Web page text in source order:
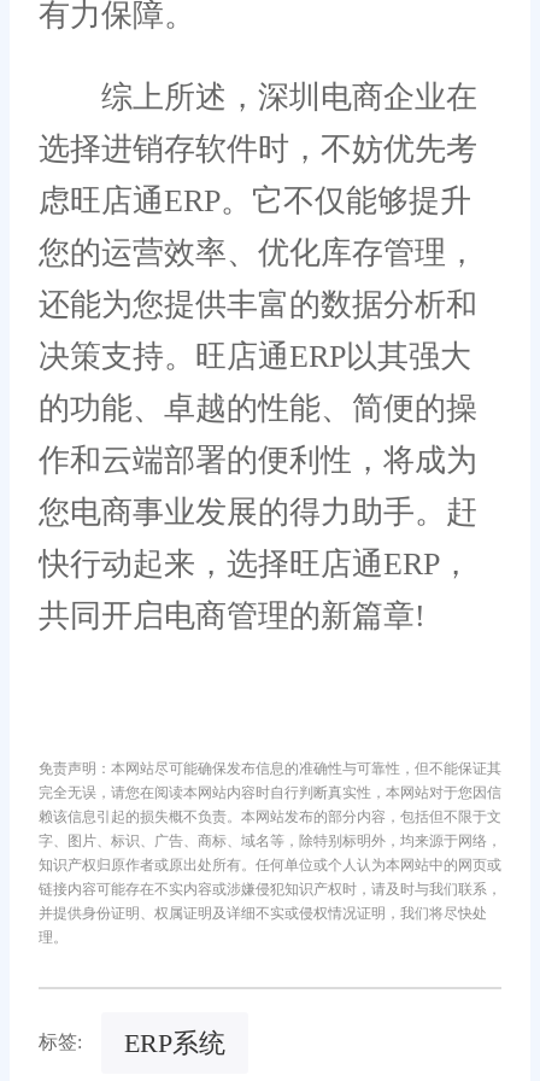
有力保障。
综上所述，深圳电商企业在
选择进销存软件时，不妨优先考
虑旺店通ERP。它不仅能够提升
您的运营效率、优化库存管理，
还能为您提供丰富的数据分析和
决策支持。旺店通ERP以其强大
的功能、卓越的性能、简便的操
作和云端部署的便利性，将成为
您电商事业发展的得力助手。赶
快行动起来，选择旺店通ERP，
共同开启电商管理的新篇章!
免责声明：本网站尽可能确保发布信息的准确性与可靠性，但不能保证其
完全无误，请您在阅读本网站内容时自行判断真实性，本网站对于您因信
赖该信息引起的损失概不负责。本网站发布的部分内容，包括但不限于文
字、图片、标识、广告、商标、域名等，除特别标明外，均来源于网络，
知识产权归原作者或原出处所有。任何单位或个人认为本网站中的网页或
链接内容可能存在不实内容或涉嫌侵犯知识产权时，请及时与我们联系，
并提供身份证明、权属证明及详细不实或侵权情况证明，我们将尽快处
理。
标签: ERP系统